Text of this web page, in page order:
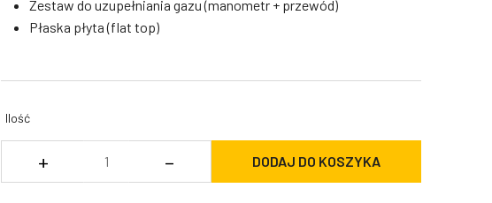
Zestaw do uzupełniania gazu (manometr + przewód)
Płaska płyta (flat top)
Ilość
+
Młot
– DODAJ DO KOSZYKA